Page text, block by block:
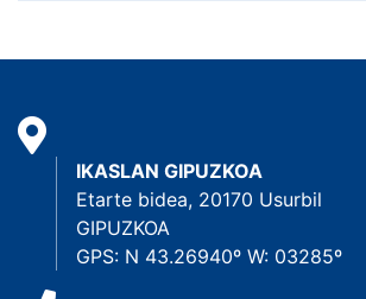
IKASLAN GIPUZKOA
Etarte bidea, 20170 Usurbil
GIPUZKOA
GPS: N 43.26940º W: 03285º